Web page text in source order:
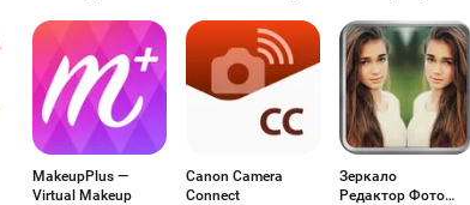
MakeupPlus —
Virtual Makeup
Canon Camera
Connect
Зеркало
Редактор Фото